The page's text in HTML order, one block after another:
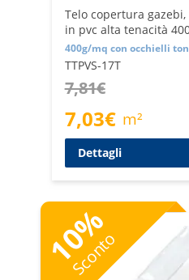
Telo copertura
in pvc alta tenacità
400g/mq con occhielli
TTPVS-17T
7,81€
7,03€ m²
Dettagli
10
%
Sconto